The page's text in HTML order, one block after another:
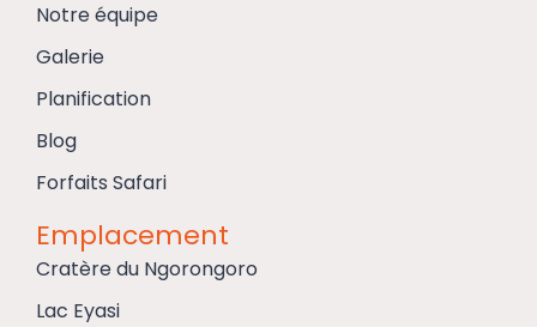
Notre équipe
Galerie
Planification
Blog
Forfaits Safari
Emplacement
Cratère du Ngorongoro
Lac Eyasi